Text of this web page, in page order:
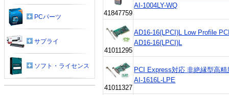
41847759
AI-1004LY-WQ
41011295
AD16-16(LPCI)L Low Profile
AD16-16(LPCI)L
41011327
PCI Express対応 非絶縁型高
AI-1616L-LPE
PCパーツ
サプライ
ソフト・ライセンス